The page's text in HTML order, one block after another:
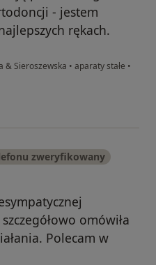
- jestem
rękach.
& Sieroszewska • aparaty stałe •
zweryfikowany
omówiła
Polecam w